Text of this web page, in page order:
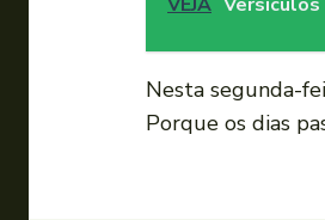
Nesta segunda-
Porque os dias